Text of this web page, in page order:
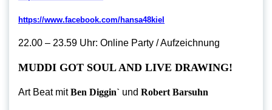
https://www.facebook.com/hansa48kiel
22.00 – 23.59 Uhr: Online Party / Aufzeichnung
MUDDI GOT SOUL AND LIVE DRAWING!
Art Beat mitBen Diggin` und Robert Barsuhn